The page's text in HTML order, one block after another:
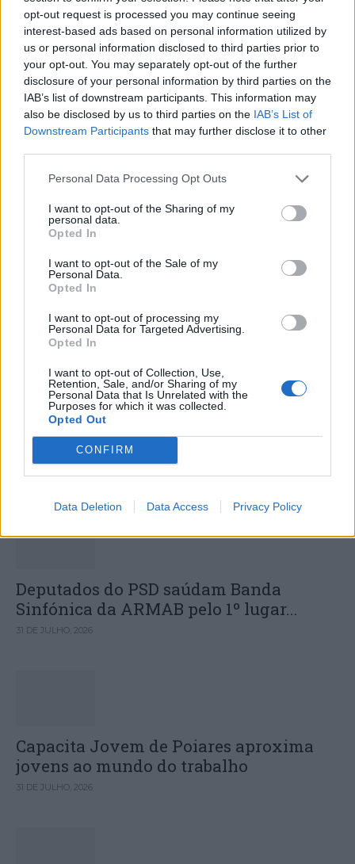
opt-out request is processed you may continue seeing
interest-based ads based on personal information utilized by
us or personal information disclosed to third parties prior to
your opt-out. You may separately opt-out of the further
disclosure of your personal information by third parties on the
IAB’s list of downstream participants. This information may
also be disclosed by us to third parties on the IAB’s List of
Downstream Participants that may further disclose it to other
Personal Data Processing Opt Outs
I want to opt-out of the Sharing of my
personal data.
Opted In
I want to opt-out of the Sale of my
Personal Data.
Opted In
I want to opt-out of processing my
Personal Data for Targeted Advertising.
Opted In
I want to opt-out of Collection, Use,
Retention, Sale, and/or Sharing of my
Personal Data that Is Unrelated with the
Purposes for which it was collected.
Opted Out
CONFIRM
Data Deletion Data Access Privacy Policy
Capacita Jovem de Poiares aproxima
jovens ao mundo do trabalho
Colheita de sangue regressa ao
Hospital Sousa Martins durante o mês
de agosto
DESTAQUES
Deputados do PSD saúdam Banda
Sinfónica da ARMAB pelo 1º lugar...
31 DE JULHO, 2026
Capacita Jovem de Poiares aproxima
jovens ao mundo do trabalho
31 DE JULHO, 2026